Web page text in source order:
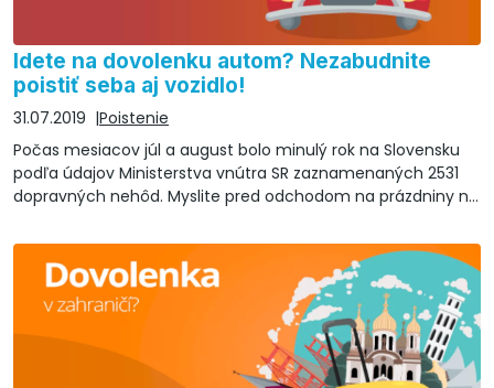
Idete na dovolenku autom? Nezabudnite
poistiť seba aj vozidlo!
31.07.2019
Poistenie
Počas mesiacov júl a august bolo minulý rok na Slovensku
podľa údajov Ministerstva vnútra SR zaznamenaných 2531
dopravných nehôd. Myslite pred odchodom na prázdniny na